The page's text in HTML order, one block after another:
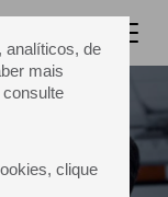
analíticos, de
mais
clique